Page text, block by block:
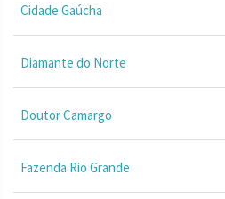
Cidade Gaúcha
Diamante do Norte
Doutor Camargo
Fazenda Rio Grande